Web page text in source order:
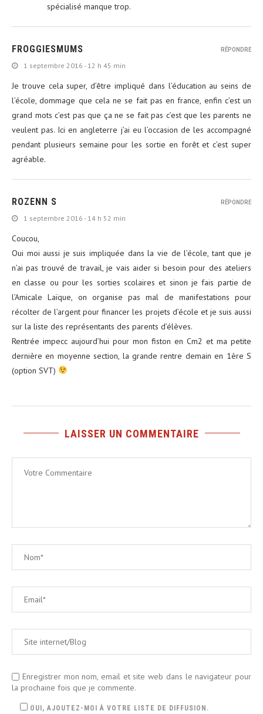
spécialisé manque trop.
FROGGIESMUMS
1 septembre 2016 - 12 h 45 min
Je trouve cela super, d’être impliqué dans l’éducation au seins de
l’école, dommage que cela ne se fait pas en france, enfin c’est un
grand mots c’est pas que ça ne se fait pas c’est que les parents ne
veulent pas. Ici en angleterre j’ai eu l’occasion de les accompagné
pendant plusieurs semaine pour les sortie en forêt et c’est super
agréable.
RÉPONDRE
ROZENN S
1 septembre 2016 - 14 h 52 min
Coucou,
Oui moi aussi je suis impliquée dans la vie de l’école, tant que je
n’ai pas trouvé de travail, je vais aider si besoin pour des ateliers
en classe ou pour les sorties scolaires et sinon je fais partie de
l’Amicale Laïque, on organise pas mal de manifestations pour
récolter de l’argent pour financer les projets d’école et je suis aussi
sur la liste des représentants des parents d’élèves.
Rentrée impecc aujourd’hui pour mon fiston en Cm2 et ma petite
dernière en moyenne section, la grande rentre demain en 1ère S
(option SVT)
RÉPONDRE
LAISSER UN COMMENTAIRE
Enregistrer mon nom, email et site web dans le navigateur pour
la prochaine fois que je commente.
OUI, AJOUTEZ-MOI À VOTRE LISTE DE DIFFUSION.